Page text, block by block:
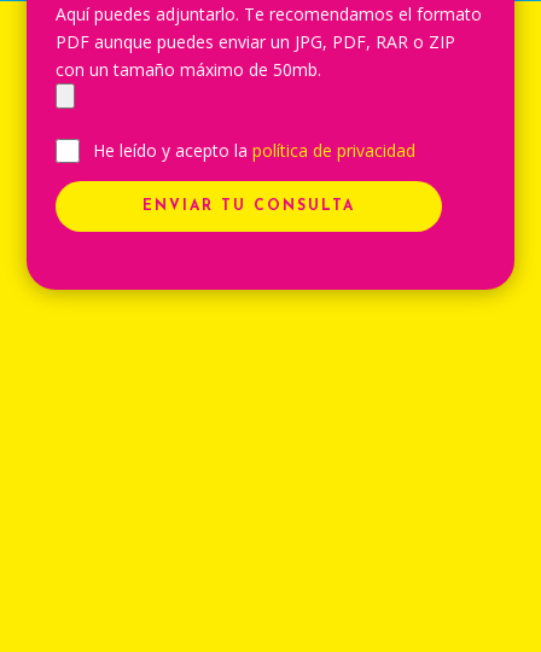
Aquí puedes adjuntarlo. Te recomendamos el formato
PDF aunque puedes enviar un JPG, PDF, RAR o ZIP
con un tamaño máximo de 50mb.
He leído y acepto lapolítica de privacidad